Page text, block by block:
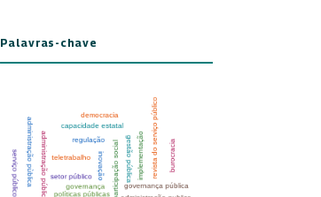
Palavras-chave